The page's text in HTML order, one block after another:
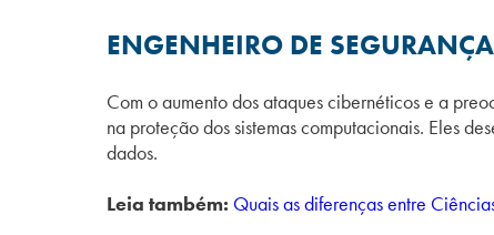
ENGENHEIRO DE
Com o aumento dos ataques cibernéticos e a
na proteção dos sistemas computacionais. Eles
dados.
Leia também: Quais as diferenças entre